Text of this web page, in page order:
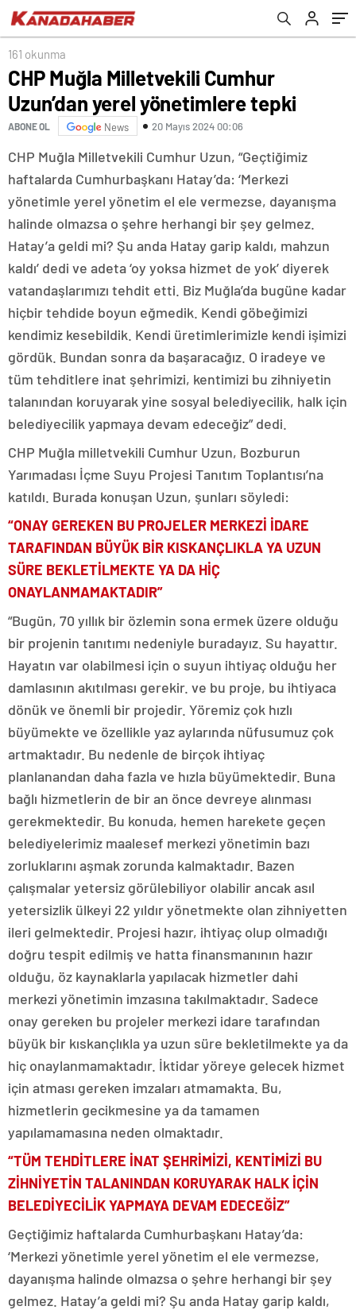
161 okunma
CHP Muğla Milletvekili Cumhur
Uzun’dan yerel yönetimlere tepki
ABONE OL News 20 Mayıs 2024 00:06
CHP Muğla Milletvekili Cumhur Uzun, “Geçtiğimiz
haftalarda Cumhurbaşkanı Hatay’da: ‘Merkezi
yönetimle yerel yönetim el ele vermezse, dayanışma
halinde olmazsa o şehre herhangi bir şey gelmez.
Hatay’a geldi mi? Şu anda Hatay garip kaldı, mahzun
kaldı’ dedi ve adeta ‘oy yoksa hizmet de yok’ diyerek
vatandaşlarımızı tehdit etti. Biz Muğla’da bugüne kadar
hiçbir tehdide boyun eğmedik. Kendi göbeğimizi
kendimiz kesebildik. Kendi üretimlerimizle kendi işimizi
gördük. Bundan sonra da başaracağız. O iradeye ve
tüm tehditlere inat şehrimizi, kentimizi bu zihniyetin
talanından koruyarak yine sosyal belediyecilik, halk için
belediyecilik yapmaya devam edeceğiz” dedi.
CHP Muğla milletvekili Cumhur Uzun, Bozburun
Yarımadası İçme Suyu Projesi Tanıtım Toplantısı’na
katıldı. Burada konuşan Uzun, şunları söyledi:
“ONAY GEREKEN BU PROJELER MERKEZİ İDARE
TARAFINDAN BÜYÜK BİR KISKANÇLIKLA YA UZUN
SÜRE BEKLETİLMEKTE YA DA HİÇ
ONAYLANMAMAKTADIR”
“Bugün, 70 yıllık bir özlemin sona ermek üzere olduğu
bir projenin tanıtımı nedeniyle buradayız. Su hayattır.
Hayatın var olabilmesi için o suyun ihtiyaç olduğu her
damlasının akıtılması gerekir. ve bu proje, bu ihtiyaca
dönük ve önemli bir projedir. Yöremiz çok hızlı
büyümekte ve özellikle yaz aylarında nüfusumuz çok
artmaktadır. Bu nedenle de birçok ihtiyaç
planlanandan daha fazla ve hızla büyümektedir. Buna
bağlı hizmetlerin de bir an önce devreye alınması
gerekmektedir. Bu konuda, hemen harekete geçen
belediyelerimiz maalesef merkezi yönetimin bazı
zorluklarını aşmak zorunda kalmaktadır. Bazen
çalışmalar yetersiz görülebiliyor olabilir ancak asıl
yetersizlik ülkeyi 22 yıldır yönetmekte olan zihniyetten
ileri gelmektedir. Projesi hazır, ihtiyaç olup olmadığı
doğru tespit edilmiş ve hatta finansmanının hazır
olduğu, öz kaynaklarla yapılacak hizmetler dahi
merkezi yönetimin imzasına takılmaktadır. Sadece
onay gereken bu projeler merkezi idare tarafından
büyük bir kıskançlıkla ya uzun süre bekletilmekte ya da
hiç onaylanmamaktadır. İktidar yöreye gelecek hizmet
için atması gereken imzaları atmamakta. Bu,
hizmetlerin gecikmesine ya da tamamen
yapılamamasına neden olmaktadır.
“TÜM TEHDİTLERE İNAT ŞEHRİMİZİ, KENTİMİZİ BU
ZİHNİYETİN TALANINDAN KORUYARAK HALK İÇİN
BELEDİYECİLİK YAPMAYA DEVAM EDECEĞİZ”
Geçtiğimiz haftalarda Cumhurbaşkanı Hatay’da:
‘Merkezi yönetimle yerel yönetim el ele vermezse,
dayanışma halinde olmazsa o şehre herhangi bir şey
gelmez. Hatay’a geldi mi? Şu anda Hatay garip kaldı,